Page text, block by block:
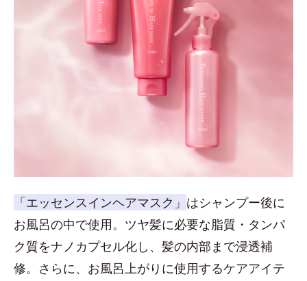
「エッセンスインヘアマスク」 はシャンプー後に
お風呂の中で使用。ツヤ髪に必要な脂質・タンパ
ク質をナノカプセル化し、髪の内部まで浸透補
修。さらに、お風呂上がりに使用するケアアイテ